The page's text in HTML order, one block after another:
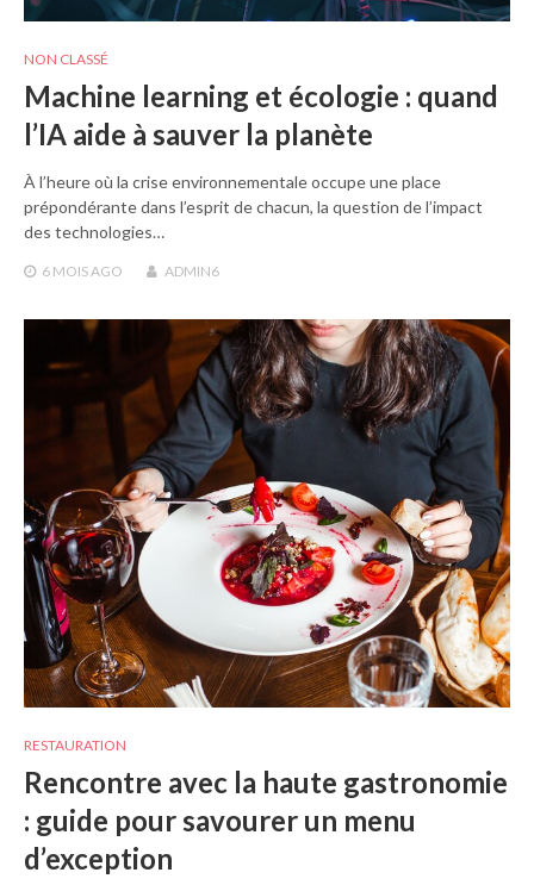
NON CLASSÉ
Machine learning et écologie : quand
l’IA aide à sauver la planète
À l’heure où la crise environnementale occupe une place
prépondérante dans l’esprit de chacun, la question de l’impact
des technologies…
6 MOIS AGO ADMIN6
RESTAURATION
Rencontre avec la haute gastronomie
: guide pour savourer un menu
d’exception